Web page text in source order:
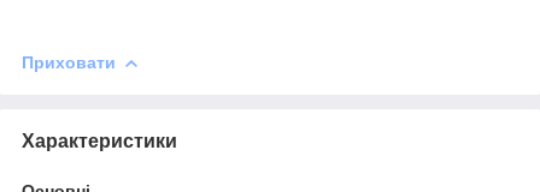
Приховати
Характеристики